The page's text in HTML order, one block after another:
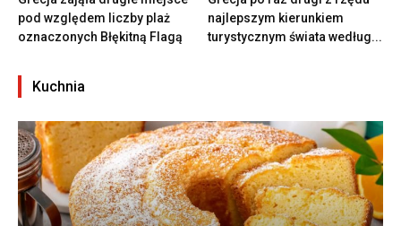
pod względem liczby plaż
oznaczonych Błękitną Flagą
najlepszym kierunkiem
turystycznym świata według...
Kuchnia